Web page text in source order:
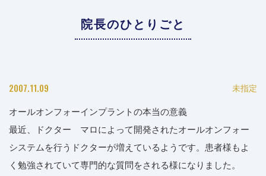
院長のひとりごと
2007.11.09 未指定
オールオンフォーインプラントの本当の意義
最近、ドクター マロによって開発されたオールオンフォー
システムを行うドクターが増えているようです。患者様もよ
く勉強されていて専門的な質問をされる様になりました。